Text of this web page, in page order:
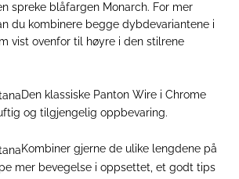
spreke blåfargen Monarch. For mer
du kombinere begge dybdevariantene i
vist ovenfor til høyre i den stilrene
Den klassiske Panton Wire i Chrome
og tilgjengelig oppbevaring.
Kombiner gjerne de ulike lengdene på
mer bevegelse i oppsettet, et godt tips